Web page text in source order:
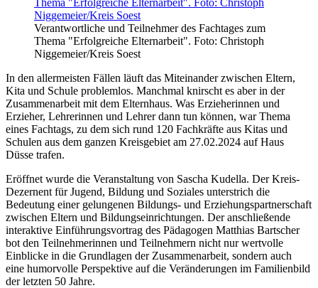
Verantwortliche und Teilnehmer des Fachtages zum
Thema "Erfolgreiche Elternarbeit". Foto: Christoph
Niggemeier/Kreis Soest
In den allermeisten Fällen läuft das Miteinander zwischen Eltern,
Kita und Schule problemlos. Manchmal knirscht es aber in der
Zusammenarbeit mit dem Elternhaus. Was Erzieherinnen und
Erzieher, Lehrerinnen und Lehrer dann tun können, war Thema
eines Fachtags, zu dem sich rund 120 Fachkräfte aus Kitas und
Schulen aus dem ganzen Kreisgebiet am 27.02.2024 auf Haus
Düsse trafen.
Eröffnet wurde die Veranstaltung von Sascha Kudella. Der Kreis-
Dezernent für Jugend, Bildung und Soziales unterstrich die
Bedeutung einer gelungenen Bildungs- und Erziehungspartnerschaft
zwischen Eltern und Bildungseinrichtungen. Der anschließende
interaktive Einführungsvortrag des Pädagogen Matthias Bartscher
bot den Teilnehmerinnen und Teilnehmern nicht nur wertvolle
Einblicke in die Grundlagen der Zusammenarbeit, sondern auch
eine humorvolle Perspektive auf die Veränderungen im Familienbild
der letzten 50 Jahre.